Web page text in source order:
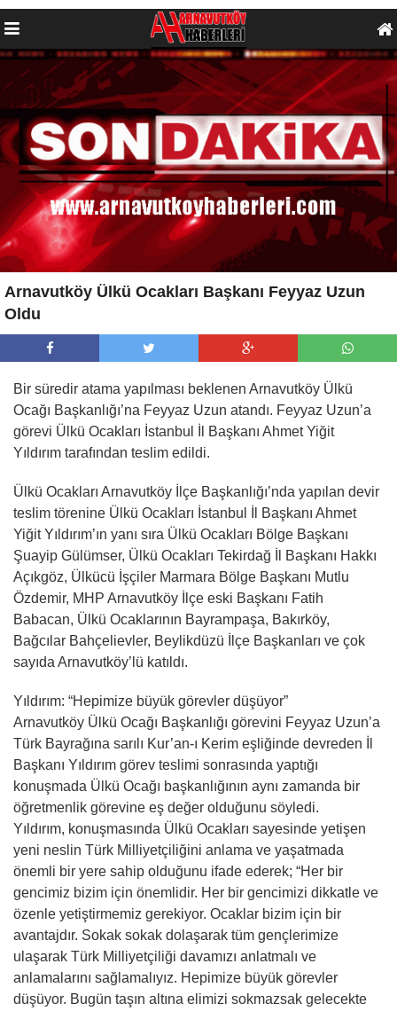
Arnavutköy Ülkü Ocakları Başkanı Feyyaz Uzun
Oldu
Bir süredir atama yapılması beklenen Arnavutköy Ülkü
Ocağı Başkanlığı’na Feyyaz Uzun atandı. Feyyaz Uzun’a
görevi Ülkü Ocakları İstanbul İl Başkanı Ahmet Yiğit
Yıldırım tarafından teslim edildi.
Ülkü Ocakları Arnavutköy İlçe Başkanlığı’nda yapılan devir
teslim törenine Ülkü Ocakları İstanbul İl Başkanı Ahmet
Yiğit Yıldırım’ın yanı sıra Ülkü Ocakları Bölge Başkanı
Şuayip Gülümser, Ülkü Ocakları Tekirdağ İl Başkanı Hakkı
Açıkgöz, Ülkücü İşçiler Marmara Bölge Başkanı Mutlu
Özdemir, MHP Arnavutköy İlçe eski Başkanı Fatih
Babacan, Ülkü Ocaklarının Bayrampaşa, Bakırköy,
Bağcılar Bahçelievler, Beylikdüzü İlçe Başkanları ve çok
sayıda Arnavutköy’lü katıldı.
Yıldırım: “Hepimize büyük görevler düşüyor”
Arnavutköy Ülkü Ocağı Başkanlığı görevini Feyyaz Uzun’a
Türk Bayrağına sarılı Kur’an-ı Kerim eşliğinde devreden İl
Başkanı Yıldırım görev teslimi sonrasında yaptığı
konuşmada Ülkü Ocağı başkanlığının aynı zamanda bir
öğretmenlik görevine eş değer olduğunu söyledi.
Yıldırım, konuşmasında Ülkü Ocakları sayesinde yetişen
yeni neslin Türk Milliyetçiliğini anlama ve yaşatmada
önemli bir yere sahip olduğunu ifade ederek; “Her bir
gencimiz bizim için önemlidir. Her bir gencimizi dikkatle ve
özenle yetiştirmemiz gerekiyor. Ocaklar bizim için bir
avantajdır. Sokak sokak dolaşarak tüm gençlerimize
ulaşarak Türk Milliyetçiliği davamızı anlatmalı ve
anlamalarını sağlamalıyız. Hepimize büyük görevler
düşüyor. Bugün taşın altına elimizi sokmazsak gelecekte